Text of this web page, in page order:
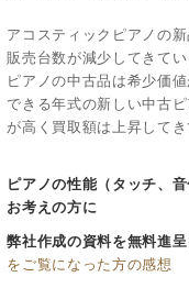
アコスティックピアノの
販売台数が減少してきて
ピアノの中古品は希少価
できる年式の新しい中古
が高く買取額は上昇してき
ピアノの性能（タッチ、
お考えの方に
弊社作成の資料を無料
をご覧になった方の感想